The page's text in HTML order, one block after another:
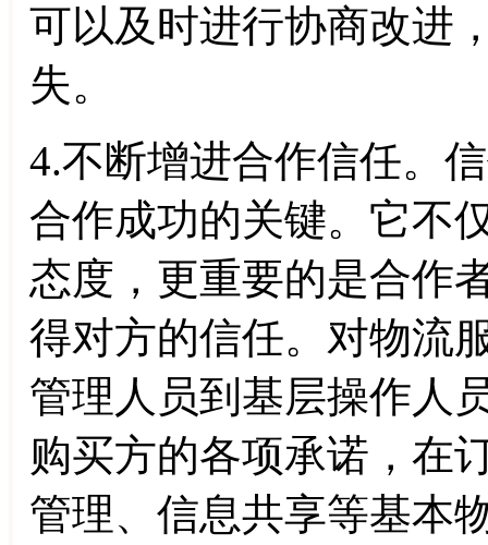
可以及时进行协商改进
失。
4.不断增进合作信任。
合作成功的关键。它不
态度，更重要的是合作
得对方的信任。对物流
管理人员到基层操作人
购买方的各项承诺，在
管理、信息共享等基本